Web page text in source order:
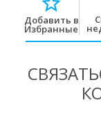
Добавить в
Избранные